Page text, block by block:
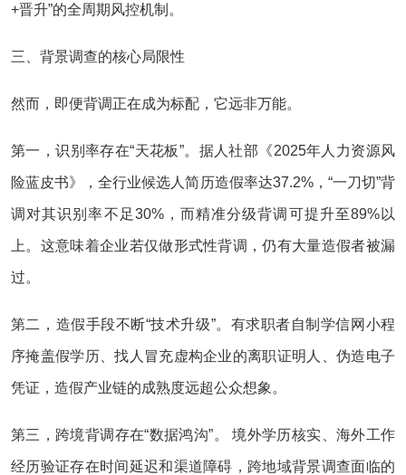
+晋升”的全周期风控机制。
三、背景调查的核心局限性
然而，即便背调正在成为标配，它远非万能。
第一，识别率存在“天花板”。据人社部《2025年人力资源风
险蓝皮书》，全行业候选人简历造假率达37.2%，“一刀切”背
调对其识别率不足30%，而精准分级背调可提升至89%以
上。这意味着企业若仅做形式性背调，仍有大量造假者被漏
过。
第二，造假手段不断“技术升级”。有求职者自制学信网小程
序掩盖假学历、找人冒充虚构企业的离职证明人、伪造电子
凭证，造假产业链的成熟度远超公众想象。
第三，跨境背调存在“数据鸿沟”。 境外学历核实、海外工作
经历验证存在时间延迟和渠道障碍，跨地域背景调查面临的